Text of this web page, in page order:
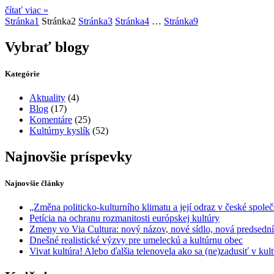
čítať viac »
Stránka1 Stránka2 Stránka3 Stránka4 … Stránka9
Vybrať blogy
Kategórie
Aktuality (4)
Blog (17)
Komentáre (25)
Kultúrny kyslík (52)
Najnovšie príspevky
Najnovšie články
„Změna politicko-kulturního klimatu a její odraz v české
Petícia na ochranu rozmanitosti európskej kultúry
Zmeny vo Via Cultura: nový názov, nové sídlo, nová
Dnešné realistické výzvy pre umeleckú a kultúrnu obec
Vivat kultúra! Alebo ďalšia telenovela ako sa (ne)zadusiť v